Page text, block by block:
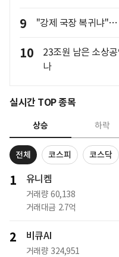
9 "강제 국장 복귀냐"…
10
23조원 남은 소상
나
실시간 TOP 종목
상승 하락
전체 코스피 코스닥
1 유니켐
거래량 60,138
거래대금 2.7억
2 비큐AI
거래량 324,951